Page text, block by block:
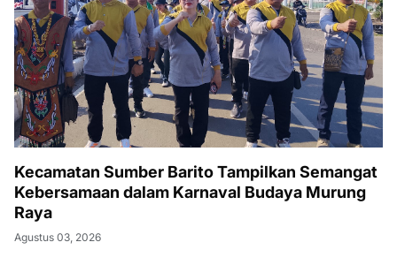
Kecamatan Sumber Barito Tampilkan Semangat
Kebersamaan dalam Karnaval Budaya Murung
Raya
Agustus 03, 2026